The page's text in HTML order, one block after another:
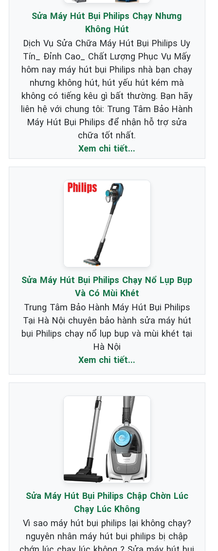
Sửa Máy Hút Bụi Philips Chạy Nhưng
Không Hút
Dịch Vụ Sửa Chữa Máy Hút Bụi Philips Uy
Tín_ Đỉnh Cao_ Chất Lượng Phục Vụ Mấy
hôm nay máy hút bụi Philips nhà bạn chạy
nhưng không hút, hút yếu hút kém mà
không có tiếng kêu gì bất thường. Bạn hãy
liên hệ với chung tôi: Trung Tâm Bảo Hành
Máy Hút Bụi Philips để nhận hỗ trợ sửa
chữa tốt nhất.
Xem chi tiết...
Sửa Máy Hút Bụi Philips Chạy Nổ Lụp Bụp
Và Có Mùi Khét
Trung Tâm Bảo Hành Máy Hút Bụi Philips
Tại Hà Nội chuyên bảo hành sửa máy hút
bụi Philips chạy nổ lụp bụp và mùi khét tại
Hà Nội
Xem chi tiết...
Sửa Máy Hút Bụi Philips Chập Chờn Lúc
Chạy Lúc Không
Vì sao máy hút bụi philips lại không chạy?
nguyên nhân máy hút bụi philips bị chập